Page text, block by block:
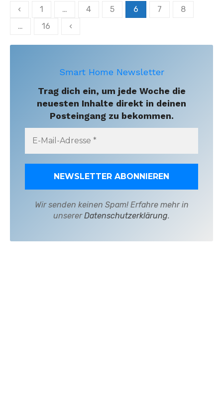
Seitennummerierung
‹ 1 … 4 5 6 7
8
…
16 ‹
Smart Home Newsletter
Trag dich ein, um jede Woche die
neuesten Inhalte direkt in deinen
Posteingang zu bekommen.
Wir senden keinen Spam! Erfahre mehr in
unsererDatenschutzerklärung.